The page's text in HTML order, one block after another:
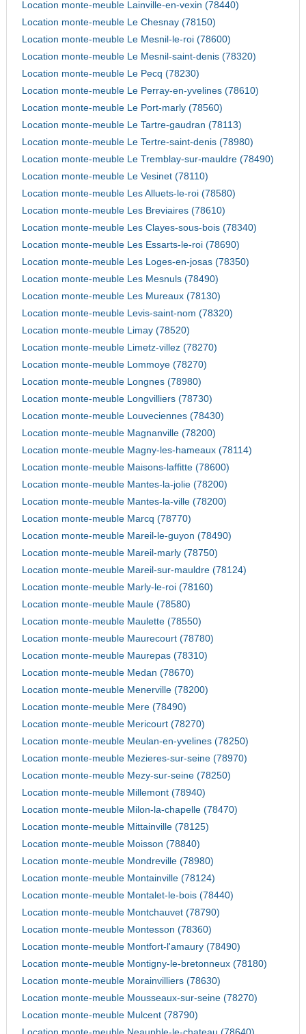
Location monte-meuble Lainville-en-vexin (78440)
Location monte-meuble Le Chesnay (78150)
Location monte-meuble Le Mesnil-le-roi (78600)
Location monte-meuble Le Mesnil-saint-denis (78320)
Location monte-meuble Le Pecq (78230)
Location monte-meuble Le Perray-en-yvelines (78610)
Location monte-meuble Le Port-marly (78560)
Location monte-meuble Le Tartre-gaudran (78113)
Location monte-meuble Le Tertre-saint-denis (78980)
Location monte-meuble Le Tremblay-sur-mauldre (78490)
Location monte-meuble Le Vesinet (78110)
Location monte-meuble Les Alluets-le-roi (78580)
Location monte-meuble Les Breviaires (78610)
Location monte-meuble Les Clayes-sous-bois (78340)
Location monte-meuble Les Essarts-le-roi (78690)
Location monte-meuble Les Loges-en-josas (78350)
Location monte-meuble Les Mesnuls (78490)
Location monte-meuble Les Mureaux (78130)
Location monte-meuble Levis-saint-nom (78320)
Location monte-meuble Limay (78520)
Location monte-meuble Limetz-villez (78270)
Location monte-meuble Lommoye (78270)
Location monte-meuble Longnes (78980)
Location monte-meuble Longvilliers (78730)
Location monte-meuble Louveciennes (78430)
Location monte-meuble Magnanville (78200)
Location monte-meuble Magny-les-hameaux (78114)
Location monte-meuble Maisons-laffitte (78600)
Location monte-meuble Mantes-la-jolie (78200)
Location monte-meuble Mantes-la-ville (78200)
Location monte-meuble Marcq (78770)
Location monte-meuble Mareil-le-guyon (78490)
Location monte-meuble Mareil-marly (78750)
Location monte-meuble Mareil-sur-mauldre (78124)
Location monte-meuble Marly-le-roi (78160)
Location monte-meuble Maule (78580)
Location monte-meuble Maulette (78550)
Location monte-meuble Maurecourt (78780)
Location monte-meuble Maurepas (78310)
Location monte-meuble Medan (78670)
Location monte-meuble Menerville (78200)
Location monte-meuble Mere (78490)
Location monte-meuble Mericourt (78270)
Location monte-meuble Meulan-en-yvelines (78250)
Location monte-meuble Mezieres-sur-seine (78970)
Location monte-meuble Mezy-sur-seine (78250)
Location monte-meuble Millemont (78940)
Location monte-meuble Milon-la-chapelle (78470)
Location monte-meuble Mittainville (78125)
Location monte-meuble Moisson (78840)
Location monte-meuble Mondreville (78980)
Location monte-meuble Montainville (78124)
Location monte-meuble Montalet-le-bois (78440)
Location monte-meuble Montchauvet (78790)
Location monte-meuble Montesson (78360)
Location monte-meuble Montfort-l'amaury (78490)
Location monte-meuble Montigny-le-bretonneux (78180)
Location monte-meuble Morainvilliers (78630)
Location monte-meuble Mousseaux-sur-seine (78270)
Location monte-meuble Mulcent (78790)